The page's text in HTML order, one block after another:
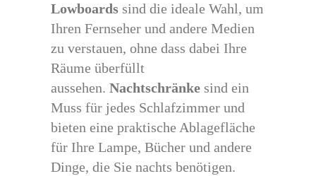
Lowboards sind die ideale Wahl, um
Ihren Fernseher und andere Medien
zu verstauen, ohne dass dabei Ihre
Räume überfüllt
aussehen. Nachtschränke sind ein
Muss für jedes Schlafzimmer und
bieten eine praktische Ablagefläche
für Ihre Lampe, Bücher und andere
Dinge, die Sie nachts benötigen.